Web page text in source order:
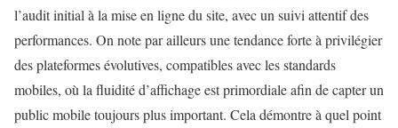
l’audit initial à la mise en ligne du site, avec un suivi attentif des
performances. On note par ailleurs une tendance forte à privilégier
des plateformes évolutives, compatibles avec les standards
mobiles, où la fluidité d’affichage est primordiale afin de capter un
public mobile toujours plus important. Cela démontre à quel point